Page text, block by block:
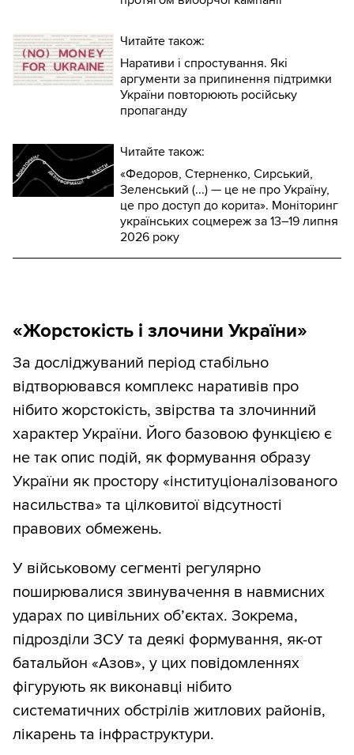
Читайте також:
Наративи і спростування. Які
аргументи за припинення підтримки
України повторюють російську
пропаганду
Читайте також:
«Федоров, Стерненко, Сирський,
Зеленський (...) — це не про Україну,
це про доступ до корита». Моніторинг
українських соцмереж за 13–19 липня
2026 року
«Жорстокість і злочини України»
За досліджуваний період стабільно
відтворювався комплекс наративів про
нібито жорстокість, звірства та злочинний
характер України. Його базовою функцією є
не так опис подій, як формування образу
України як простору «інституціоналізованого
насильства» та цілковитої відсутності
правових обмежень.
У військовому сегменті регулярно
поширювалися звинувачення в навмисних
ударах по цивільних об’єктах. Зокрема,
підрозділи ЗСУ та деякі формування, як-от
батальйон «Азов», у цих повідомленнях
фігурують як виконавці нібито
систематичних обстрілів житлових районів,
лікарень та інфраструктури.